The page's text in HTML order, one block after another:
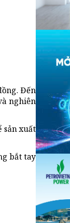
Đến
nghiên
sản xuất
bắt tay